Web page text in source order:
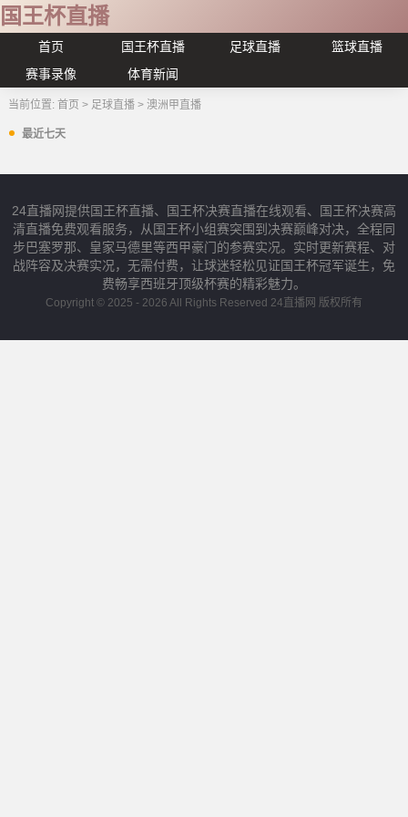
国王杯直播
首页 国王杯直播 足球直播
篮球直播
赛事录像
体育新闻
当前位置: 首页 > 足球直播> 澳洲甲直播
最近七天
24直播网提供国王杯直播、国王杯决赛直播在线观看、国王杯决赛高
清直播免费观看服务，从国王杯小组赛突围到决赛巅峰对决，全程同
步巴塞罗那、皇家马德里等西甲豪门的参赛实况。实时更新赛程、对
战阵容及决赛实况，无需付费，让球迷轻松见证国王杯冠军诞生，免
费畅享西班牙顶级杯赛的精彩魅力。
Copyright © 2025 - 2026 All Rights Reserved 24直播网 版权所有